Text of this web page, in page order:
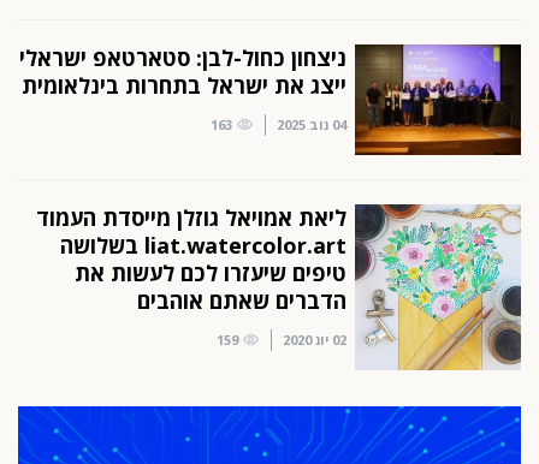
ניצחון כחול-לבן: סטארטאפ ישראלי
ייצג את ישראל בתחרות בינלאומית
04 נוב 2025 163
ליאת אמויאל גוזלן מייסדת העמוד
liat.watercolor.art בשלושה
טיפים שיעזרו לכם לעשות את
הדברים שאתם אוהבים
02 יונ 2020 159